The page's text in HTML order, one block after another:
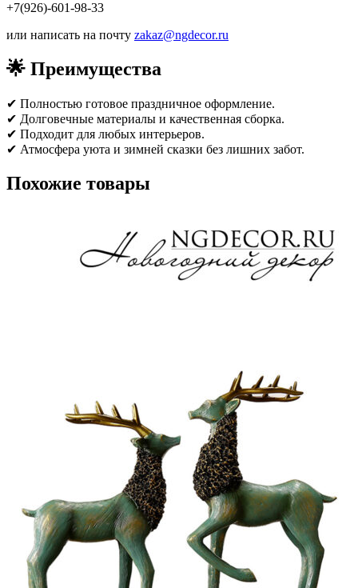
+7(926)-601-98-33
или написать на почту zakaz@ngdecor.ru
🌟 Преимущества
✔ Полностью готовое праздничное оформление.
✔ Долговечные материалы и качественная сборка.
✔ Подходит для любых интерьеров.
✔ Атмосфера уюта и зимней сказки без лишних забот.
Похожие товары